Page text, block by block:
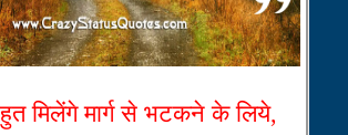
मिलेंगे मार्ग से भटकने के लिये,